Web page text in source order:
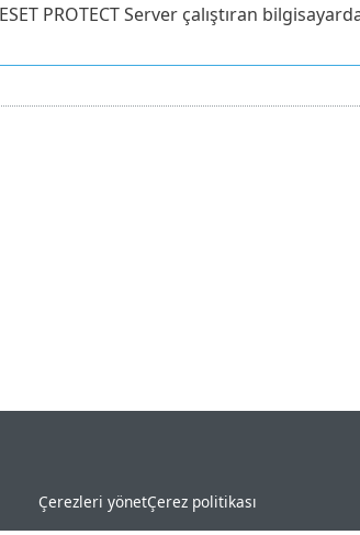
PROTECT Server çalıştıran
Çerezleri yönetÇerez politikası